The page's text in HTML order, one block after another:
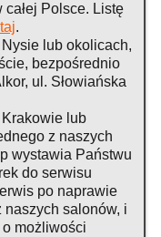
Polsce. Listę
.
lub okolicach,
bezpośrednio
ul. Słowiańska
lub
z naszych
wystawia Państwu
do serwisu
po naprawie
naszych salonów, i
możliwości